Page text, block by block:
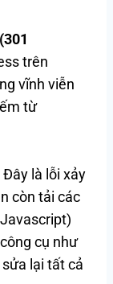
trên
vĩnh viễn
từ
Đây là lỗi xảy
còn tải các
cụ như
sửa lại tất cả